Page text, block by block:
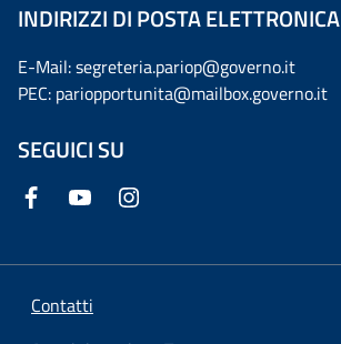
INDIRIZZI DI POSTA ELETTRONICA
E-Mail: segreteria.pariop@governo.it
PEC: pariopportunita@mailbox.governo.it
SEGUICI SU
Contatti